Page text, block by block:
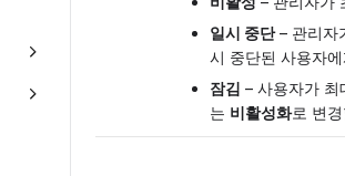
일시 중단– 관리자
시 중단된 사용자
잠김 – 사용자가 최
는 비활성화로 변